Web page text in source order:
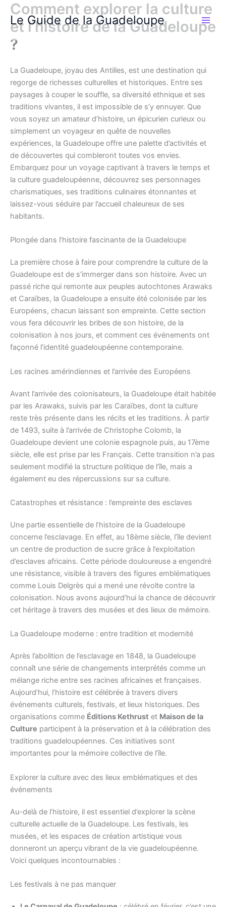
Aller
contenu
Le Guide de la Guadeloupe
Comment explorer la culture
et l’histoire de la Guadeloupe
?
La Guadeloupe, joyau des Antilles, est une destination qui
regorge de richesses culturelles et historiques. Entre ses
paysages à couper le souffle, sa diversité ethnique et ses
traditions vivantes, il est impossible de s’y ennuyer. Que
vous soyez un amateur d’histoire, un épicurien curieux ou
simplement un voyageur en quête de nouvelles
expériences, la Guadeloupe offre une palette d’activités et
de découvertes qui combleront toutes vos envies.
Embarquez pour un voyage captivant à travers le temps et
la culture guadeloupéenne, découvrez ses personnages
charismatiques, ses traditions culinaires étonnantes et
laissez-vous séduire par l’accueil chaleureux de ses
habitants.
Plongée dans l’histoire fascinante de la Guadeloupe
La première chose à faire pour comprendre la culture de la
Guadeloupe est de s’immerger dans son histoire. Avec un
passé riche qui remonte aux peuples autochtones Arawaks
et Caraïbes, la Guadeloupe a ensuite été colonisée par les
Européens, chacun laissant son empreinte. Cette section
vous fera découvrir les bribes de son histoire, de la
colonisation à nos jours, et comment ces événements ont
façonné l’identité guadeloupéenne contemporaine.
Les racines amérindiennes et l’arrivée des Européens
Avant l’arrivée des colonisateurs, la Guadeloupe était habitée
par les Arawaks, suivis par les Caraïbes, dont la culture
reste très présente dans les récits et les traditions. À partir
de 1493, suite à l’arrivée de Christophe Colomb, la
Guadeloupe devient une colonie espagnole puis, au 17ème
siècle, elle est prise par les Français. Cette transition n’a pas
seulement modifié la structure politique de l’île, mais a
également eu des répercussions sur sa culture.
Catastrophes et résistance : l’empreinte des esclaves
Une partie essentielle de l’histoire de la Guadeloupe
concerne l’esclavage. En effet, au 18ème siècle, l’île devient
un centre de production de sucre grâce à l’exploitation
d’esclaves africains. Cette période douloureuse a engendré
une résistance, visible à travers des figures emblématiques
comme Louis Delgrès qui a mené une révolte contre la
colonisation. Nous avons aujourd’hui la chance de découvrir
cet héritage à travers des musées et des lieux de mémoire.
La Guadeloupe moderne : entre tradition et modernité
Après l’abolition de l’esclavage en 1848, la Guadeloupe
connaît une série de changements interprétés comme un
mélange riche entre ses racines africaines et françaises.
Aujourd’hui, l’histoire est célébrée à travers divers
événements culturels, festivals, et lieux historiques. Des
organisations comme Éditions Kethrust et Maison de la
Culture participent à la préservation et à la célébration des
traditions guadeloupéennes. Ces initiatives sont
importantes pour la mémoire collective de l’île.
Explorer la culture avec des lieux emblématiques et des
événements
Au-delà de l’histoire, il est essentiel d’explorer la scène
culturelle actuelle de la Guadeloupe. Les festivals, les
musées, et les espaces de création artistique vous
donneront un aperçu vibrant de la vie guadeloupéenne.
Voici quelques incontournables :
Les festivals à ne pas manquer